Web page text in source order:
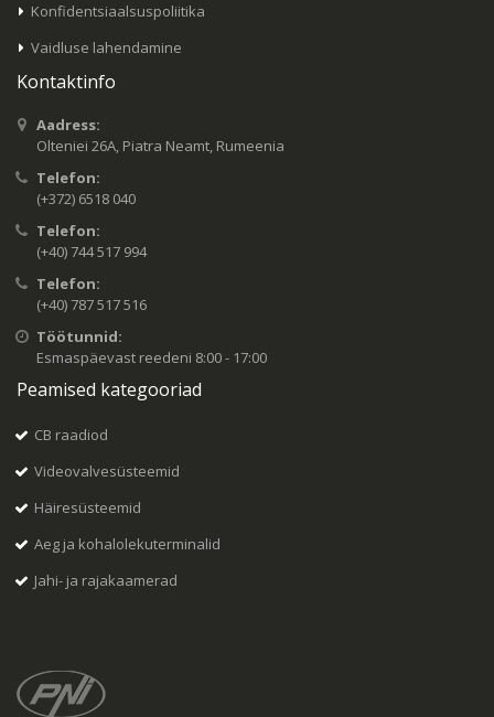
Konfidentsiaalsuspoliitika
Vaidluse lahendamine
Kontaktinfo
Aadress:
Olteniei 26A, Piatra Neamt, Rumeenia
Telefon:
(+372) 6518 040
Telefon:
(+40) 744 517 994
Telefon:
(+40) 787 517 516
Töötunnid:
Esmaspäevast reedeni 8:00 - 17:00
Peamised kategooriad
CB raadiod
Videovalvesüsteemid
Häiresüsteemid
Aeg ja kohalolekuterminalid
Jahi- ja rajakaamerad